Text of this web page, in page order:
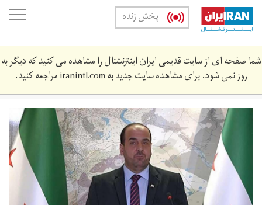
Skip
main
content
پخش زنده
شما صفحه ای از سایت قدیمی ایران اینترنشنال را مشاهده می کنید که دیگر به
روز نمی شود. برای مشاهده سایت جدید بهiranintl.comمراجعه کنید.
5.jpg